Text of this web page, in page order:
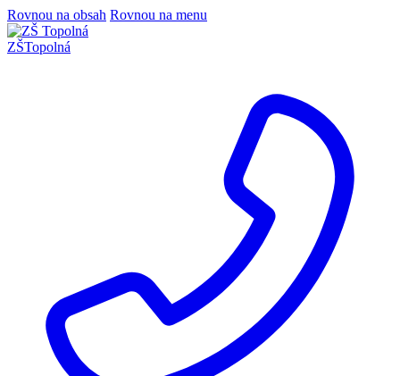
Rovnou na obsah Rovnou na menu
ZŠTopolná